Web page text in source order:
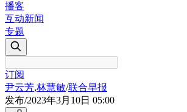
播客
互动新闻
专题
订阅
尹云芳,林慧敏/联合早报
发布/2023年3月10日 05:00